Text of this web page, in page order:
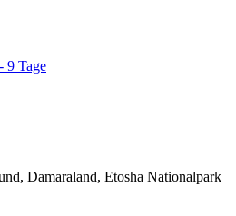
9 Tage
Damaraland, Etosha Nationalpark